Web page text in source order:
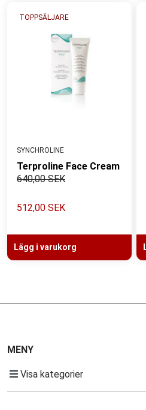
som kan vara uttorkande
att ha förmåga att bevara
produkter för att undvika
Expertens tips:
Välj
fettsyror som återställer
TOPPSÄLJARE
SYNCHROLINE
Terproline Face Cream
640,00 SEK
512,00 SEK
Lägg i varukorg
MENY
Visa kategorier